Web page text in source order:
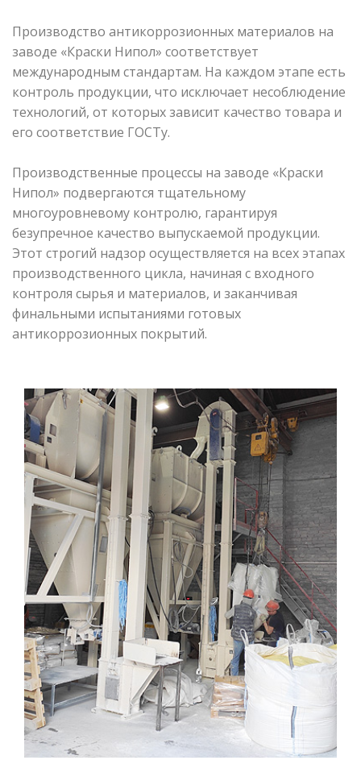
Производство антикоррозионных материалов на
заводе «Краски Нипол» соответствует
международным стандартам. На каждом этапе есть
контроль продукции, что исключает несоблюдение
технологий, от которых зависит качество товара и
его соответствие ГОСТу.
Производственные процессы на заводе «Краски
Нипол» подвергаются тщательному
многоуровневому контролю, гарантируя
безупречное качество выпускаемой продукции.
Этот строгий надзор осуществляется на всех этапах
производственного цикла, начиная с входного
контроля сырья и материалов, и заканчивая
финальными испытаниями готовых
антикоррозионных покрытий.